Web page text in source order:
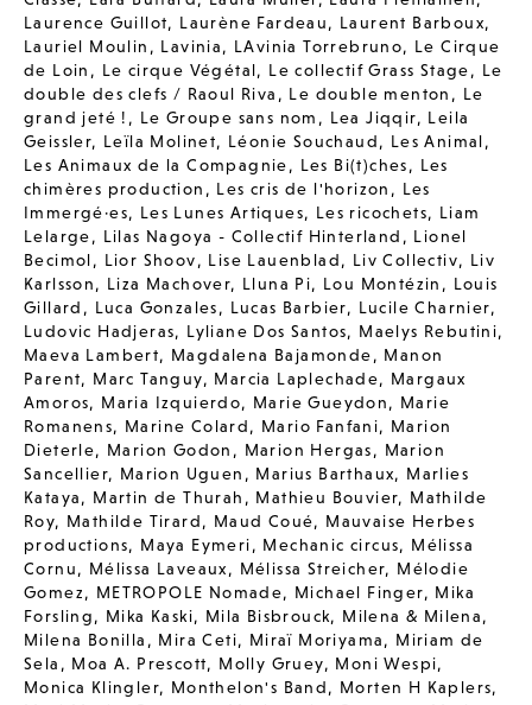
Laurence Guillot, Laurène Fardeau, Laurent Barboux,
Lauriel Moulin , Lavinia, LAvinia Torrebruno, Le Cirque
de Loin , Le cirque Végétal, Le collectif Grass Stage, Le
double des clefs / Raoul Riva , Le double menton , Le
grand jeté ! , Le Groupe sans nom , Lea Jiqqir, Leila
Geissler, Leïla Molinet, Léonie Souchaud, Les Animal,
Les Animaux de la Compagnie, Les Bi(t)ches, Les
chimères production , Les cris de l'horizon , Les
Immergé·es, Les Lunes Artiques, Les ricochets, Liam
Lelarge, Lilas Nagoya - Collectif Hinterland , Lionel
Becimol, Lior Shoov, Lise Lauenblad, Liv Collectiv, Liv
Karlsson, Liza Machover, Lluna Pi, Lou Montézin , Louis
Gillard , Luca Gonzales, Lucas Barbier, Lucile Charnier,
Ludovic Hadjeras, Lyliane Dos Santos, Maelys Rebutini,
Maeva Lambert, Magdalena Bajamonde, Manon
Parent, Marc Tanguy, Marcia Laplechade, Margaux
Amoros, Maria Izquierdo, Marie Gueydon, Marie
Romanens, Marine Colard, Mario Fanfani, Marion
Dieterle, Marion Godon , Marion Hergas, Marion
Sancellier, Marion Uguen , Marius Barthaux, Marlies
Kataya, Martin de Thurah , Mathieu Bouvier, Mathilde
Roy, Mathilde Tirard, Maud Coué, Mauvaise Herbes
productions, Maya Eymeri, Mechanic circus, Mélissa
Cornu, Mélissa Laveaux, Mélissa Streicher, Mélodie
Gomez, METROPOLE Nomade, Michael Finger, Mika
Forsling, Mika Kaski, Mila Bisbrouck, Milena & Milena,
Milena Bonilla , Mira Ceti, Miraï Moriyama, Miriam de
Sela , Moa A. Prescott, Molly Gruey, Moni Wespi,
Monica Klingler, Monthelon's Band, Morten H Kaplers,